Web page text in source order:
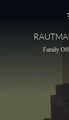
Family